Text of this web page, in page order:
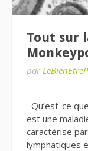
Tout sur
par
Qu’est-ce
est une
caractérise
lymphatiques